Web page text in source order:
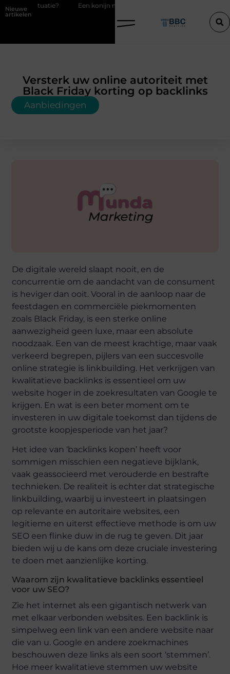
Nieuwe
artikelen
Een konijn met pit en waarom RaBBiT verrast
Versterk uw online autoriteit met
Black Friday korting op backlinks
Aanbiedingen
De digitale wereld slaapt nooit, en de
concurrentie om de aandacht van de consument
is heviger dan ooit. Vooral in de aanloop naar de
feestdagen en commerciële piekmomenten
zoals Black Friday, is een sterke online
aanwezigheid geen luxe, maar een absolute
noodzaak. Een van de meest krachtige, maar vaak
verkeerd begrepen, pijlers van een succesvolle
online strategie is linkbuilding. Het verkrijgen van
kwalitatieve backlinks is essentieel om uw
website hoger in de zoekresultaten van Google te
krijgen. En wat is een beter moment om te
investeren in uw digitale toekomst dan tijdens de
grootste koopjesperiode van het jaar?
Het idee van ‘backlinks kopen’ heeft voor
sommigen misschien een negatieve bijklank,
vaak geassocieerd met verouderde en bestrafte
technieken. De realiteit is echter dat strategische
linkbuilding, waarbij u investeert in plaatsingen
op relevante en autoritaire websites, een
legitieme en uiterst effectieve methode is om uw
SEO een flinke duw in de rug te geven. Dit jaar
bieden wij u de kans om deze cruciale investering
te doen met aanzienlijke korting.
Waarom zijn kwalitatieve backlinks essentieel
voor uw SEO?
Zie het internet als een gigantisch netwerk van
met elkaar verbonden websites. Een backlink is
simpelweg een link van een andere website naar
die van u. Google en andere zoekmachines
beschouwen deze links als een soort ‘stemmen’.
Hoe meer kwalitatieve stemmen uw website